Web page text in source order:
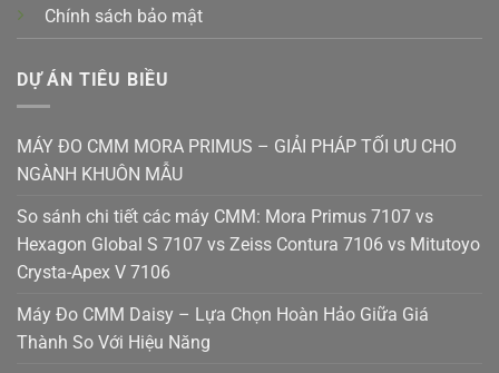
Chính sách bảo mật
DỰ ÁN TIÊU BIỀU
MÁY ĐO CMM MORA PRIMUS – GIẢI PHÁP TỐI ƯU CHO
NGÀNH KHUÔN MẪU
So sánh chi tiết các máy CMM: Mora Primus 7107 vs
Hexagon Global S 7107 vs Zeiss Contura 7106 vs Mitutoyo
Crysta-Apex V 7106
Máy Đo CMM Daisy – Lựa Chọn Hoàn Hảo Giữa Giá
Thành So Với Hiệu Năng